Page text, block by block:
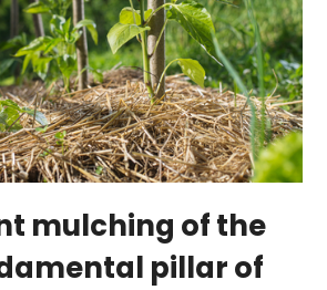
mulching of the
pillar of